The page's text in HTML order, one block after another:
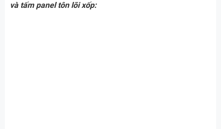
và tấm panel tôn lõi xốp: